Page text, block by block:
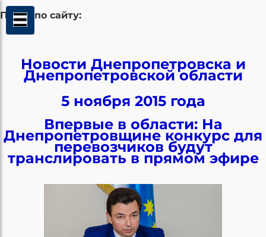
Поиск по сайту:
Новости Днепропетровска и
Днепропетровской области
5 ноября 2015 года
Впервые в области: На
Днепропетровщине конкурс для
перевозчиков будут
транслировать в прямом эфире